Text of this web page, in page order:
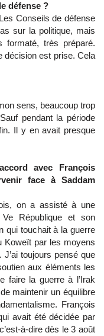
défense ?
Conseils de défense
sur la politique, mais
formaté, très préparé.
décision est prise. Cela
sens, beaucoup trop
pendant la période
Il y en avait presque
avec François
face à Saddam
on a assisté à une
République et son
qui touchait à la guerre
Koweït par les moyens
toujours pensé que
aux éléments les
faire la guerre à l’Irak
maintenir un équilibre
François
avait été décidée par
à-dire dès le 3 août